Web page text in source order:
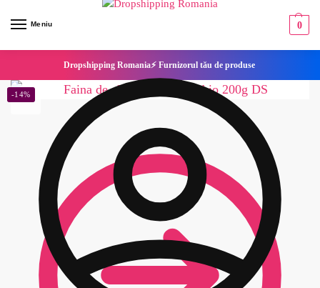
Meniu 0
Dropshipping Romania⚡ Furnizorul tău de produse
-14%